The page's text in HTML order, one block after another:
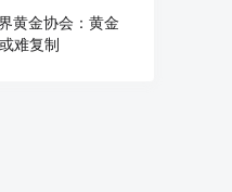
黄金协会：黄金
难复制